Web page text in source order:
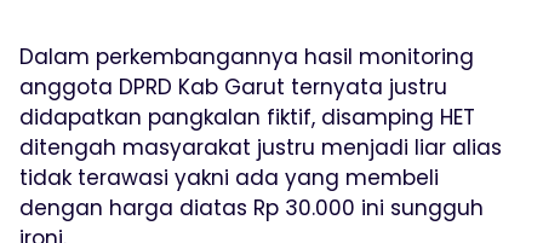
Dalam perkembangannya hasil monitoring
anggota DPRD Kab Garut ternyata justru
didapatkan pangkalan fiktif, disamping HET
ditengah masyarakat justru menjadi liar alias
tidak terawasi yakni ada yang membeli
dengan harga diatas Rp 30.000 ini sungguh